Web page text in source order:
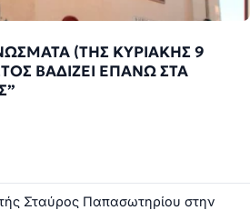
(ΤΗΣ ΚΥΡΙΑΚΗΣ 9
ΒΑΔΙΖΕΙ ΕΠΑΝΩ ΣΤΑ
Σταύρος Παπασωτηρίου στην